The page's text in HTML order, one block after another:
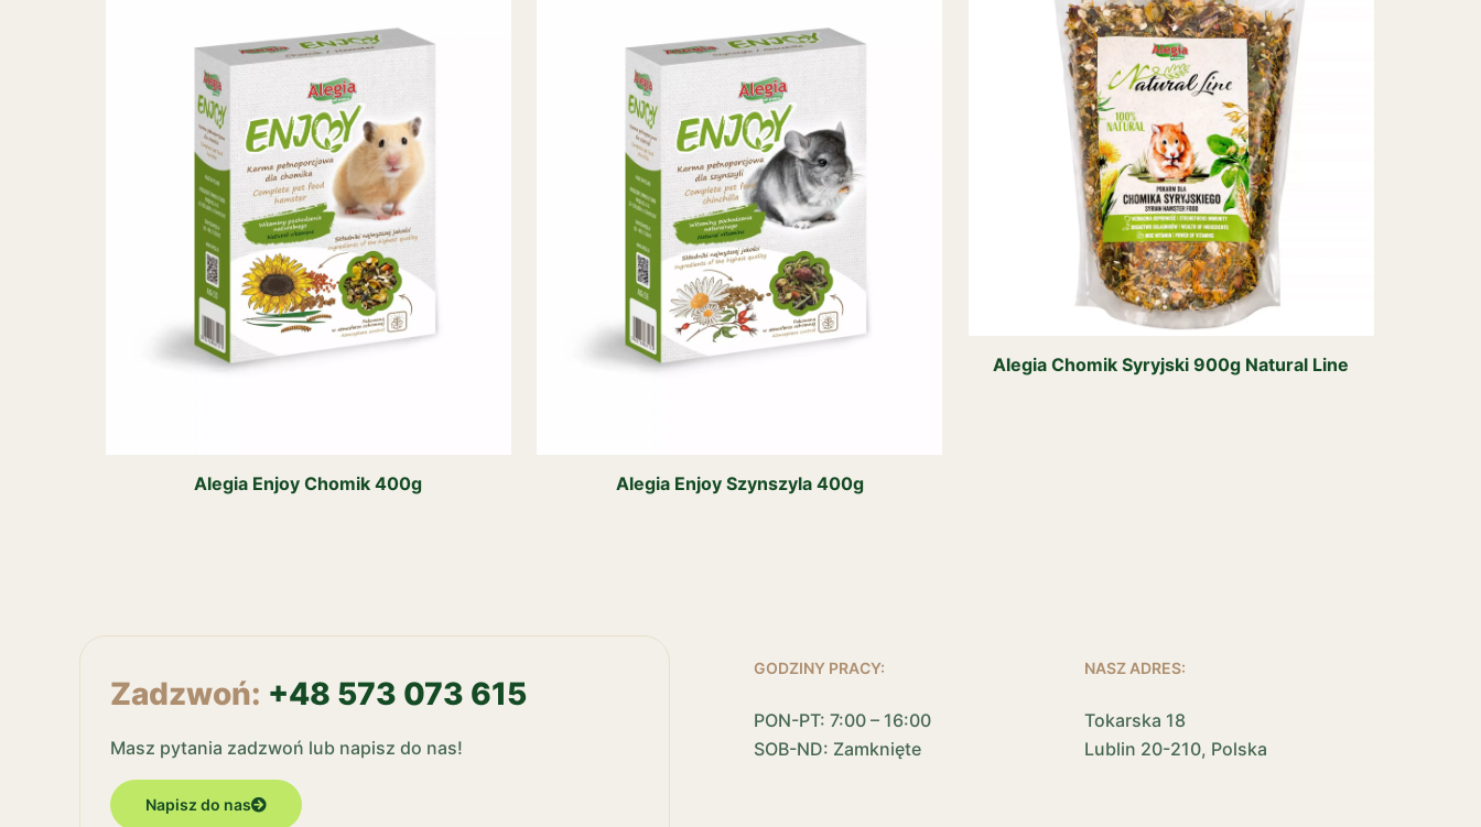
Alegia Enjoy Chomik 400g Alegia Enjoy Szynszyla 400g
Alegia Chomik Syryjski 900g Natural Line
Zadzwoń: +48 573 073 615
Masz pytania zadzwoń lub napisz do nas!
Napisz do nas
GODZINY PRACY:
PON-PT: 7:00 – 16:00
SOB-ND: Zamknięte
NASZ ADRES:
Tokarska 18
Lublin 20-210, Polska